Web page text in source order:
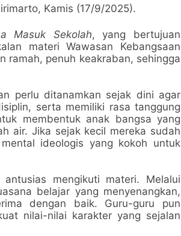
Kamis (17/9/2025).
Masuk Sekolah, yang bertujuan
materi Wawasan Kebangsaan
ramah, penuh keakraban, sehingga
perlu ditanamkan sejak dini agar
serta memiliki rasa tanggung
membentuk anak bangsa yang
air. Jika sejak kecil mereka sudah
ideologis yang kokoh untuk
mengikuti materi. Melalui
belajar yang menyenangkan,
dengan baik. Guru-guru pun
nilai-nilai karakter yang sejalan